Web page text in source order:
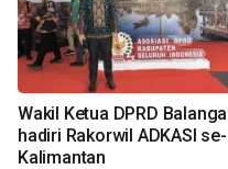
Wakil Ketua DPRD
hadiri Rakorwil ADKASI se-
Kalimantan